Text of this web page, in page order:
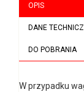
OPIS
DANE
DO POBRANIA
W przypadku